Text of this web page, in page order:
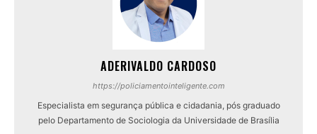
ADERIVALDO CARDOSO
https://policiamentointeligente.com
Especialista em segurança pública e cidadania, pós graduado
pelo Departamento de Sociologia da Universidade de Brasília